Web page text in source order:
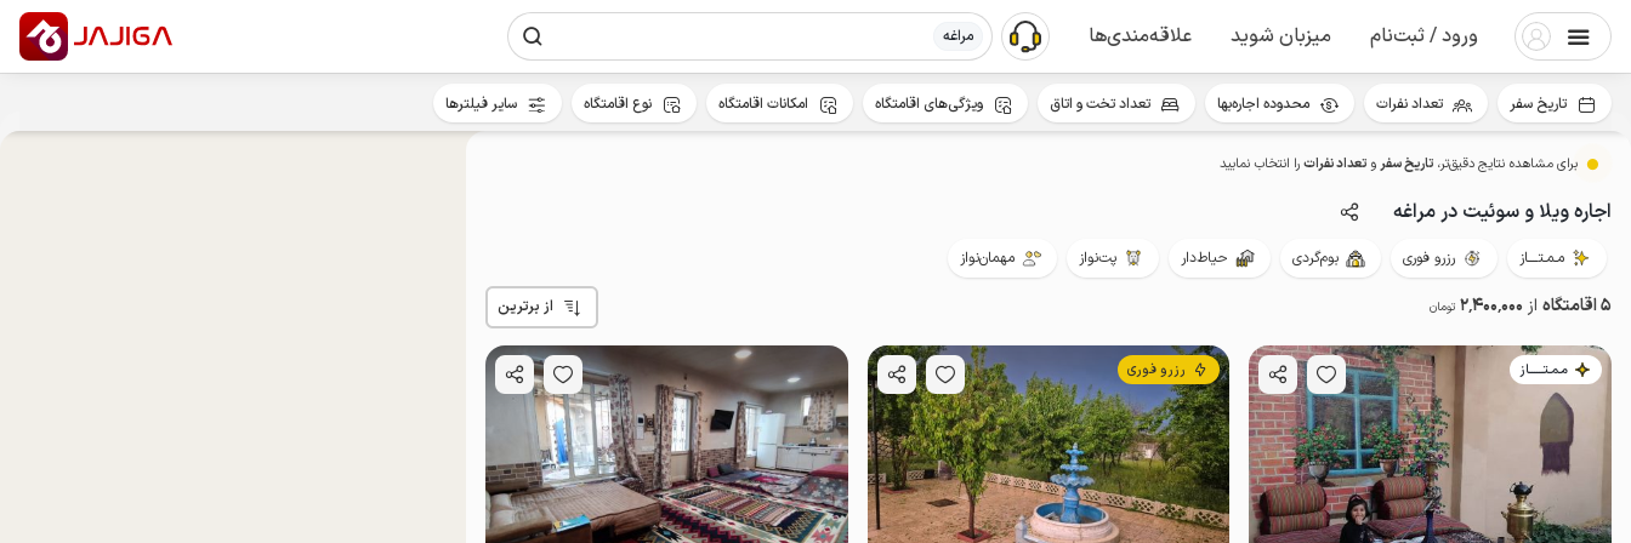
ورود / ثبت‌نام میزبان شوید علاقه‌مندی‌ها مراغه
برای مشاهده نتایج دقیق‌تر، تاریخ سفرو تعداد نفراترا انتخاب نمایید
اجاره ویلا و سوئیت در مراغه
مـمـتــــاز رزرو فوری بوم‌گردی حیاط‌دار پت‌نواز مهمان‌نواز
5 اقامتگاه از 2٬400٬000 تومان از برترین
مـمـتــــــاز رزرو فوری
تاریخ سفر تعداد نفرات محدوده اجاره‌بها تعداد تخت و اتاق ویژگی‌های اقامتگاه امکانات اقامتگاه نوع اقامتگاه سایر فیلترها